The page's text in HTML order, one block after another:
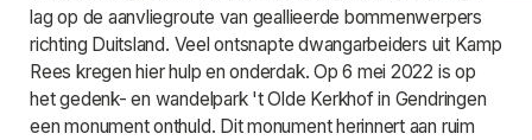
lag op de aanvliegroute van geallieerde bommenwerpers
richting Duitsland. Veel ontsnapte dwangarbeiders uit Kamp
Rees kregen hier hulp en onderdak. Op 6 mei 2022 is op
het gedenk- en wandelpark 't Olde Kerkhof in Gendringen
een monument onthuld. Dit monument herinnert aan ruim